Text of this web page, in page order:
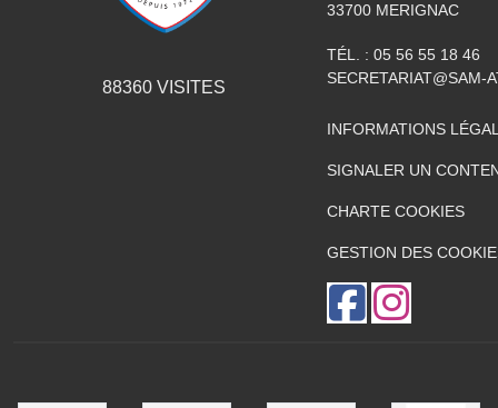
88360VISITES
33700 MERIGNAC
TÉL. : 05 56 55 18 46
SECRETARIAT@SAM-
INFORMATIONS
SIGNALER UN
CHARTE COOKIES
GESTION DES